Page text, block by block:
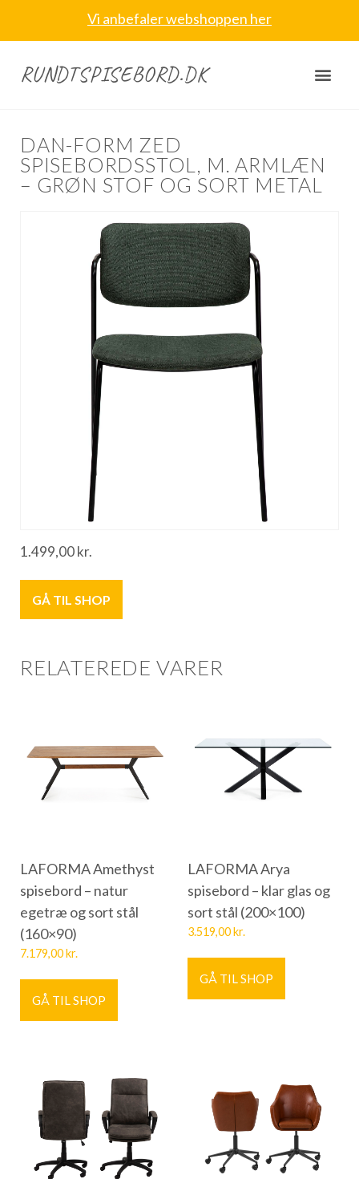
Vi anbefaler webshoppen her
RUNDTSPISEBORD.DK
DAN-FORM ZED
SPISEBORDSSTOL, M. ARMLÆN
– GRØN STOF OG SORT METAL
1.499,00kr.
GÅ TIL SHOP
RELATEREDE VARER
LAFORMA Amethyst
spisebord – natur
egetræ og sort stål
(160×90)
7.179,00kr.
GÅ TIL SHOP
LAFORMA Arya
spisebord – klar glas og
sort stål (200×100)
3.519,00kr.
GÅ TIL SHOP